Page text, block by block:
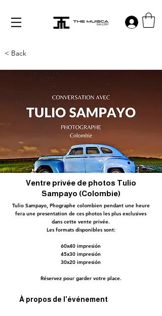
Log in
< Back
Ventre privée de photos Tulio
Sampayo (Colombie)
Tulio Sampayo, Phographe colombien pendant une heure
fera une presentation de ces photos les plus exclusives
dans cette vente privée.
Les formats disponibles sont:
60x40 impresión
45x30 impresión
30x20 impresión
Réservez pour garder votre place.
À propos de l'événement